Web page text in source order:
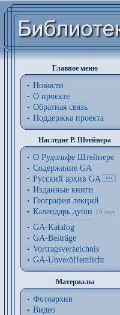
Главное меню
Новости
О проекте
Обратная связь
Поддержка проекта
Наследие Р. Штейнера
О Рудольфе Штейнере
Содержание GA
Русский архив GA
Изданные книги
География лекций
Календарь души
19 нед.
GA-Katalog
GA-Beiträge
Vortragsverzeichnis
GA-Unveröffentlicht
Материалы
Фотоархив
Видео